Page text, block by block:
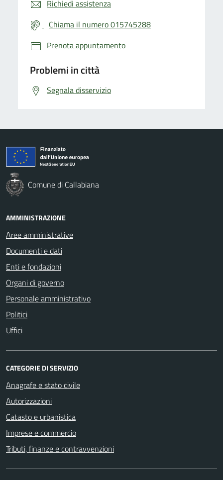
Richiedi assistenza
Chiama il numero 015745288
Prenota appuntamento
Problemi in città
Segnala disservizio
Comune di Callabiana
AMMINISTRAZIONE
Aree amministrative
Documenti e dati
Enti e fondazioni
Organi di governo
Personale amministrativo
Politici
Uffici
CATEGORIE DI SERVIZIO
Anagrafe e stato civile
Autorizzazioni
Catasto e urbanistica
Imprese e commercio
Tributi, finanze e contravvenzioni